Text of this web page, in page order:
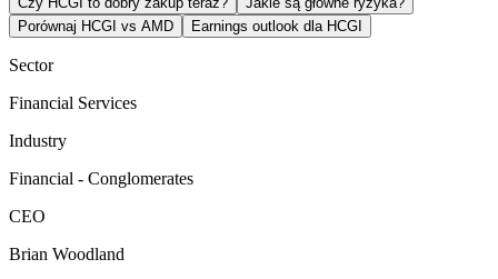
Porównaj HCGI vs AMD
Earnings outlook dla HCGI
Sector
Financial Services
Industry
Financial - Conglomerates
CEO
Brian Woodland